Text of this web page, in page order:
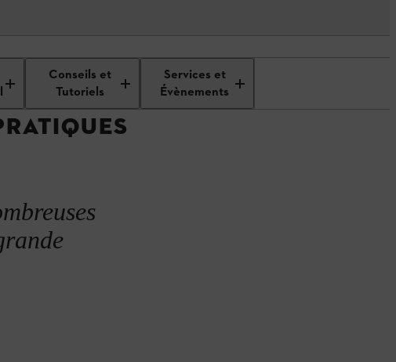
Conseils et
Tutoriels
Services et
Évènements